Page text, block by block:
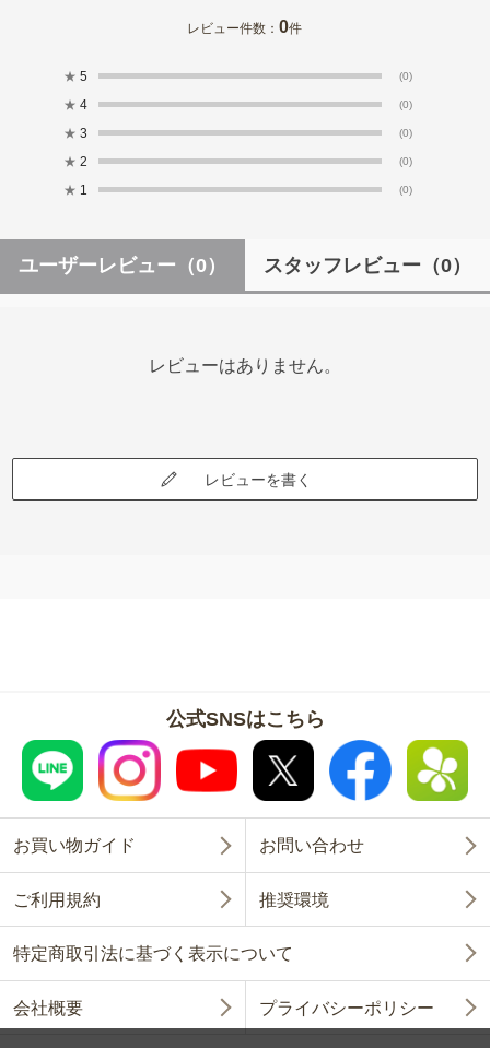
レビュー件数：0件
★ 5 (0)
★ 4 (0)
★ 3 (0)
★ 2 (0)
★ 1 (0)
ユーザーレビュー （0） スタッフレビュー （0）
レビューはありません。
レビューを書く
公式SNSはこちら
お買い物ガイド お問い合わせ
ご利用規約 推奨環境
特定商取引法に基づく表示について
会社概要 プライバシーポリシー